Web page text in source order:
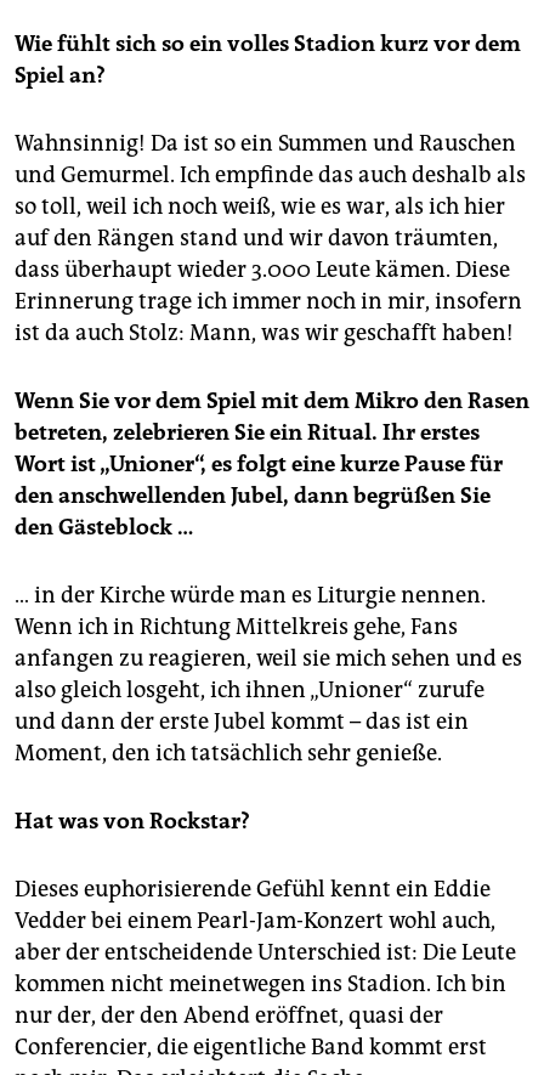
Wie fühlt sich so ein volles Stadion kurz vor dem
Spiel an?
Wahnsinnig! Da ist so ein Summen und Rauschen
und Gemurmel. Ich empfinde das auch deshalb als
so toll, weil ich noch weiß, wie es war, als ich hier
auf den Rängen stand und wir davon träumten,
dass überhaupt wieder 3.000 Leute kämen. Diese
Erinnerung trage ich immer noch in mir, insofern
ist da auch Stolz: Mann, was wir geschafft haben!
Wenn Sie vor dem Spiel mit dem Mikro den Rasen
betreten, zelebrieren Sie ein Ritual. Ihr erstes
Wort ist „Unioner“, es folgt eine kurze Pause für
den anschwellenden Jubel, dann begrüßen Sie
den Gäste­block …
… in der Kirche würde man es Liturgie nennen.
Wenn ich in Richtung Mittelkreis gehe, Fans
anfangen zu reagieren, weil sie mich sehen und es
also gleich losgeht, ich ihnen „Unioner“ zurufe
und dann der erste Jubel kommt – das ist ein
Moment, den ich tatsächlich sehr genieße.
Hat was von Rockstar?
Dieses euphorisierende Gefühl kennt ein Eddie
Vedder bei einem Pearl-Jam-Konzert wohl auch,
aber der entscheidende Unterschied ist: Die Leute
kommen nicht meinetwegen ins Stadion. Ich bin
nur der, der den Abend eröffnet, quasi der
Conferencier, die eigentliche Band kommt erst